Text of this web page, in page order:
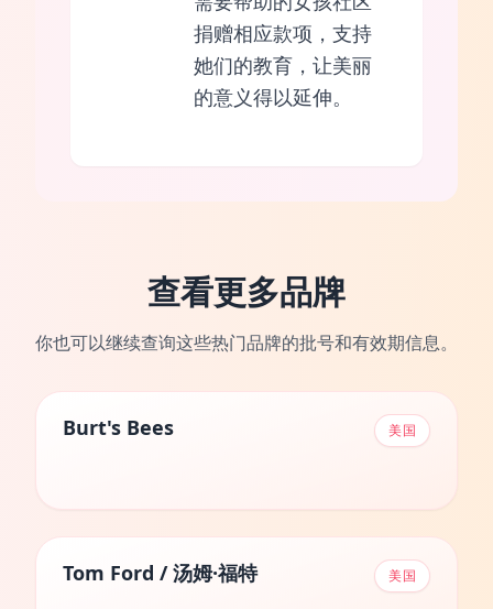
捐赠相应款项，支持
她们的教育，让美丽
的意义得以延伸。
查看更多品牌
你也可以继续查询这些热门品牌的批号和有效期信息。
Burt's Bees 美国
Tom Ford / 汤姆·福特 美国